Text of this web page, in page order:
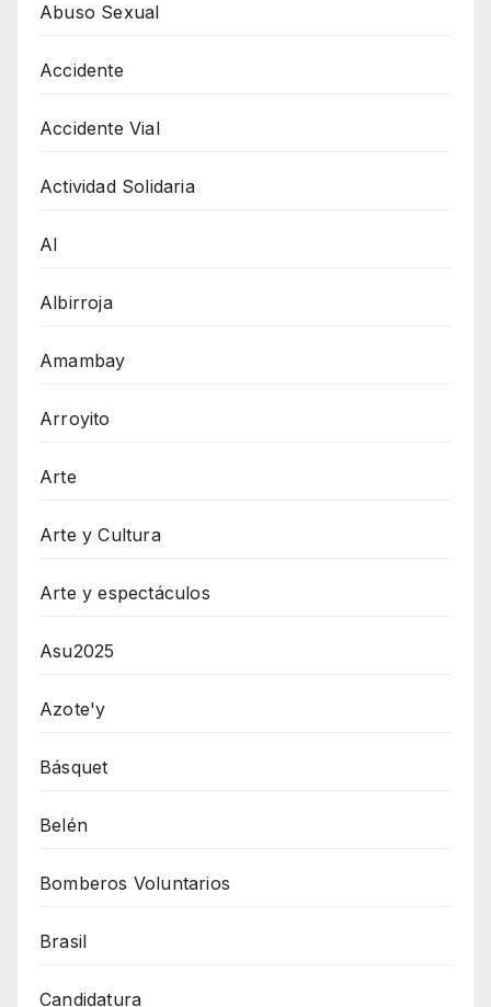
Abuso Sexual
Accidente
Accidente Vial
Actividad Solidaria
AI
Albirroja
Amambay
Arroyito
Arte
Arte y Cultura
Arte y espectáculos
Asu2025
Azote'y
Básquet
Belén
Bomberos Voluntarios
Brasil
Candidatura